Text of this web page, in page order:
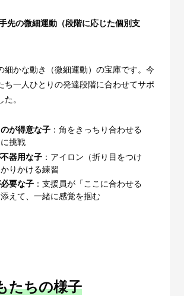
先の微細運動（段階に応じた個別支
細かな動き（微細運動）の宝庫です。今
ち一人ひとりの発達段階に合わせてサポ
。
が得意な子 ：角をきっちり合わせる
に挑戦
器用な子 ：アイロン（折り目をつけ
りかける練習
要な子 ：支援員が「ここに合わせる
えて、一緒に感覚を掴む
たちの様子